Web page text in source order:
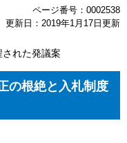
ページ番号：0002538
更新日：2019年1月17日更新
れた発議案
の根絶と入札制度